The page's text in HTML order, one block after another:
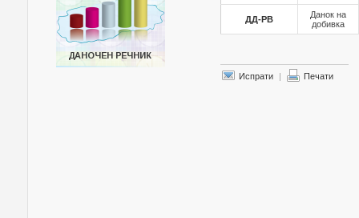
ДД-РВ
Данок на
добивка
Испрати | Печати